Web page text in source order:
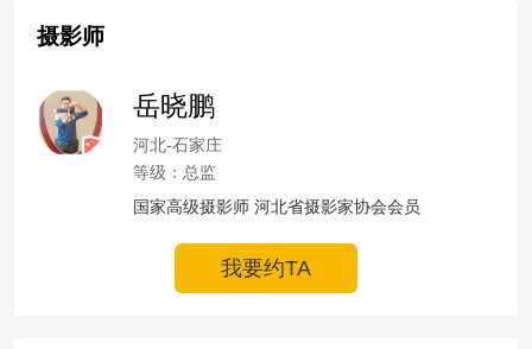
摄影师
岳晓鹏
河北-石家庄
等级：总监
国家高级摄影师 河北省摄影家协会会员
我要约TA